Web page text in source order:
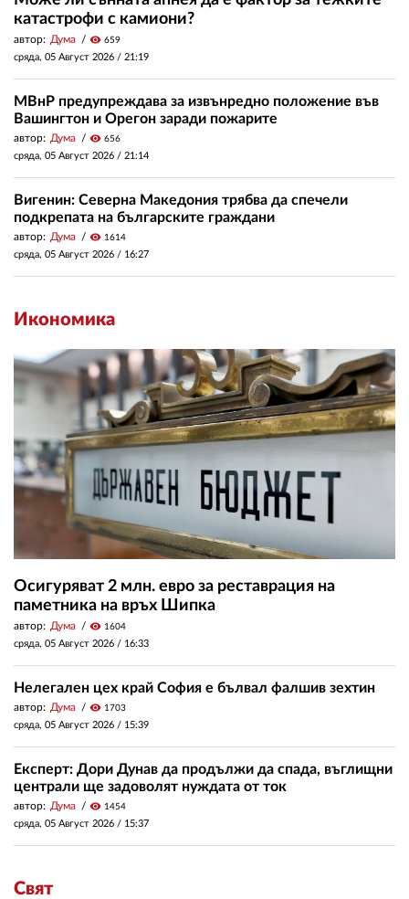
катастрофи с камиони?
автор: Дума visibility 659
сряда, 05 Август 2026 / 21:19
МВнР предупреждава за извънредно положение във
Вашингтон и Орегон заради пожарите
автор: Дума visibility 656
сряда, 05 Август 2026 / 21:14
Вигенин: Северна Македония трябва да спечели
подкрепата на българските граждани
автор: Дума visibility 1614
сряда, 05 Август 2026 / 16:27
Икономика
Осигуряват 2 млн. евро за реставрация на
паметника на връх Шипка
автор: Дума visibility 1604
сряда, 05 Август 2026 / 16:33
Нелегален цех край София е бълвал фалшив зехтин
автор: Дума visibility 1703
сряда, 05 Август 2026 / 15:39
Експерт: Дори Дунав да продължи да спада, въглищни
централи ще задоволят нуждата от ток
автор: Дума visibility 1454
сряда, 05 Август 2026 / 15:37
Свят